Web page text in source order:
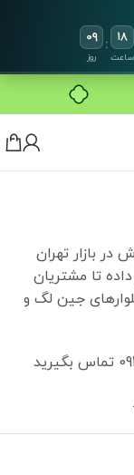
و فروش در بازار تهران
تا مشتریان
جین لگ و
۰۹
روز
: ۱۸
ساعت